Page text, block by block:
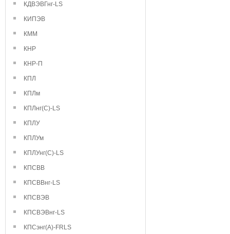
КДВЭВГнг-LS
КИПЭВ
КММ
КНР
КНР-П
КПЛ
КПЛм
КПЛнг(С)-LS
КПЛУ
КПЛУм
КПЛУнг(С)-LS
КПСВВ
КПСВВнг-LS
КПСВЭВ
КПСВЭВнг-LS
КПСэнг(А)-FRLS